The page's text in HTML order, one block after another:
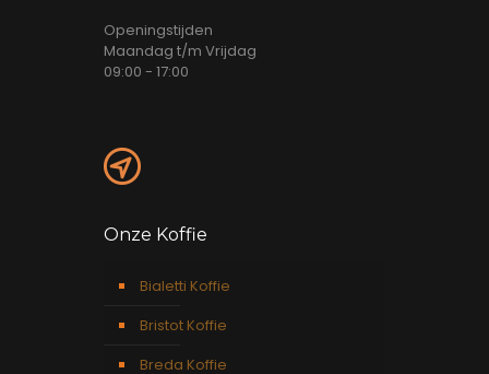
Openingstijden
Maandag t/m Vrijdag
09:00 - 17:00
Onze Koffie
Bialetti Koffie
Bristot Koffie
Breda Koffie